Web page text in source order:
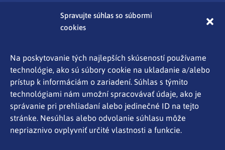
Spravujte súhlas so súbormi
cookies
Na poskytovanie tých najlepších skúseností používame
technológie, ako sú súbory cookie na ukladanie a/alebo
prístup k informáciám o zariadení. Súhlas s týmito
technológiami nám umožní spracovávať údaje, ako je
správanie pri prehliadaní alebo jedinečné ID na tejto
stránke. Nesúhlas alebo odvolanie súhlasu môže
nepriaznivo ovplyvniť určité vlastnosti a funkcie.
Program Slovensko
Aktuality
Kontakty
Ochrana osobných údajov
Mapa stránky